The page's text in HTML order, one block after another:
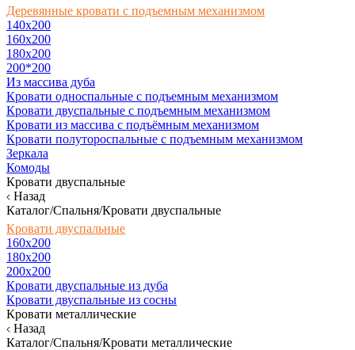
Деревянные кровати с подъемным механизмом
140x200
160х200
180х200
200*200
Из массива дуба
Кровати односпальные с подъемным механизмом
Кровати двуспальные с подъемным механизмом
Кровати из массива с подъёмным механизмом
Кровати полутороспальные с подъемным механизмом
Зеркала
Комоды
Кровати двуспальные
Назад
Каталог/Спальня/Кровати двуспальные
Кровати двуспальные
160х200
180x200
200x200
Кровати двуспальные из дуба
Кровати двуспальные из сосны
Кровати металлические
Назад
Каталог/Спальня/Кровати металлические